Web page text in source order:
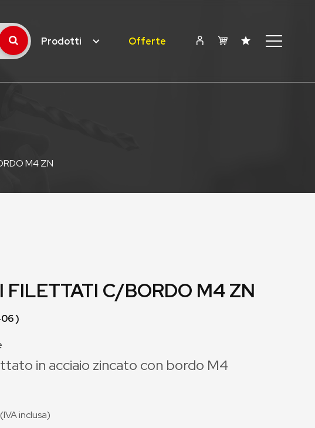
Prodotti Offerte
M4 ZN
FILETTATI C/BORDO M4 ZN
)
in acciaio zincato con bordo M4
(IVA inclusa)